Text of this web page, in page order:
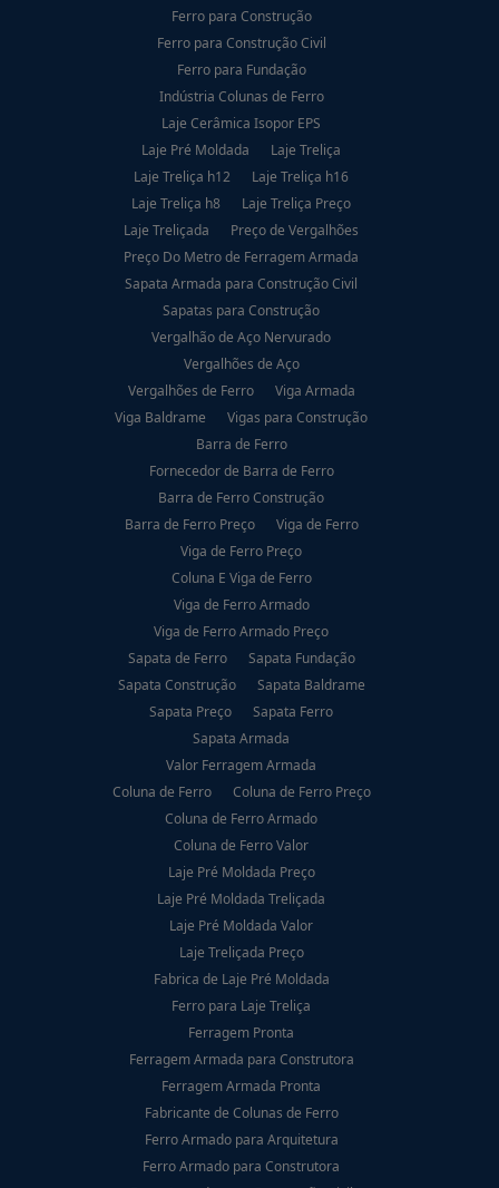
Ferro para Construção
Ferro para Construção Civil
Ferro para Fundação
Indústria Colunas de Ferro
Laje Cerâmica Isopor EPS
Laje Pré Moldada
Laje Treliça
Laje Treliça h12
Laje Treliça h16
Laje Treliça h8
Laje Treliça Preço
Laje Treliçada
Preço de Vergalhões
Preço Do Metro de Ferragem Armada
Sapata Armada para Construção Civil
Sapatas para Construção
Vergalhão de Aço Nervurado
Vergalhões de Aço
Vergalhões de Ferro
Viga Armada
Viga Baldrame
Vigas para Construção
Barra de Ferro
Fornecedor de Barra de Ferro
Barra de Ferro Construção
Barra de Ferro Preço
Viga de Ferro
Viga de Ferro Preço
Coluna E Viga de Ferro
Viga de Ferro Armado
Viga de Ferro Armado Preço
Sapata de Ferro
Sapata Fundação
Sapata Construção
Sapata Baldrame
Sapata Preço
Sapata Ferro
Sapata Armada
Valor Ferragem Armada
Coluna de Ferro
Coluna de Ferro Preço
Coluna de Ferro Armado
Coluna de Ferro Valor
Laje Pré Moldada Preço
Laje Pré Moldada Treliçada
Laje Pré Moldada Valor
Laje Treliçada Preço
Fabrica de Laje Pré Moldada
Ferro para Laje Treliça
Ferragem Pronta
Ferragem Armada para Construtora
Ferragem Armada Pronta
Fabricante de Colunas de Ferro
Ferro Armado para Arquitetura
Ferro Armado para Construtora